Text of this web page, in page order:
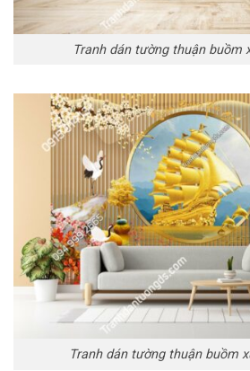
Tranh dán tường thuận buồm
Tranh dán tường thuận buồm